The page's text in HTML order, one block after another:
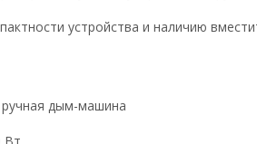
устройства и наличию
ручная дым-машина